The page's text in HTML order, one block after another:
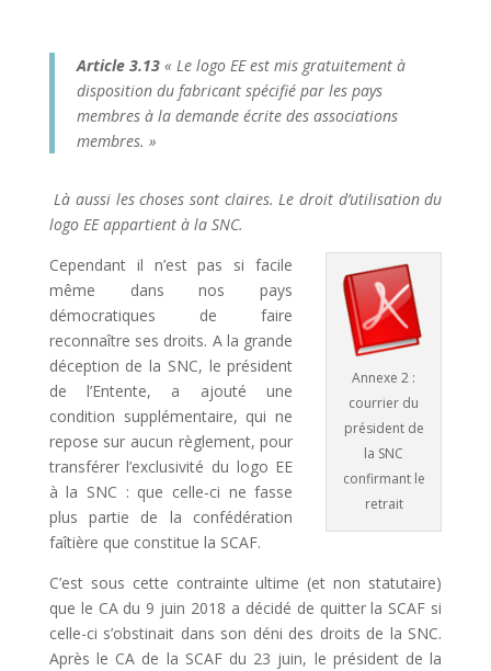
Article 3.13« Le logo EE est mis gratuitement à
disposition du fabricant spécifié par les pays
membres à la demande écrite des associations
membres. »
Là aussi les choses sont claires. Le droit d’utilisation du
logo EE appartient à la SNC.
Annexe 2 :
courrier du
président de
la SNC
confirmant le
retrait
Cependant il n’est pas si facile
même dans nos pays
démocratiques de faire
reconnaître ses droits. A la grande
déception de la SNC, le président
de l’Entente, a ajouté une
condition supplémentaire, qui ne
repose sur aucun règlement, pour
transférer l’exclusivité du logo EE
à la SNC : que celle-ci ne fasse
plus partie de la confédération
faîtière que constitue la SCAF.
C’est sous cette contrainte ultime (et non statutaire)
que le CA du 9 juin 2018 a décidé de quitter la SCAF si
celle-ci s’obstinait dans son déni des droits de la SNC.
Après le CA de la SCAF du 23 juin, le président de la